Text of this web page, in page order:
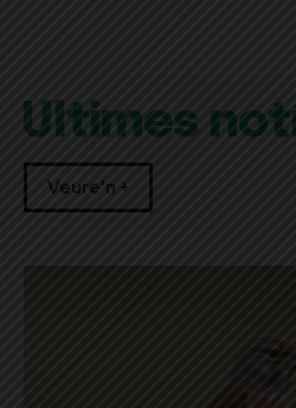
Últimes
Veure'n +